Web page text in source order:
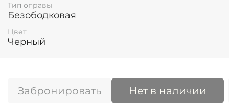
Тип оправы
Безободковая
Цвет
Черный
Забронировать Нет в наличии